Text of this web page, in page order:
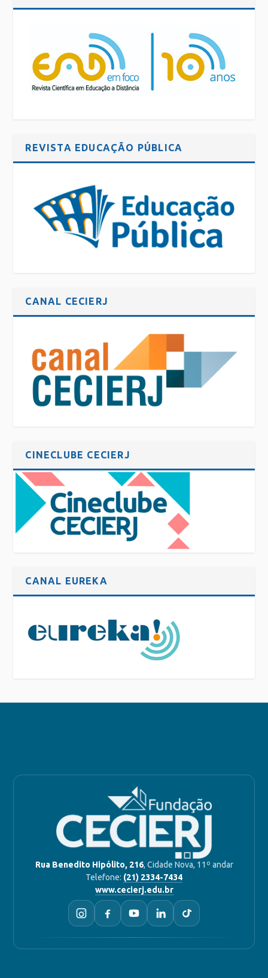
REVISTA EDUCAÇÃO PÚBLICA
CANAL CECIERJ
CINECLUBE CECIERJ
CANAL EUREKA
Rua Benedito Hipólito, 216, Cidade Nova, 11º andar
Telefone: (21) 2334-7434
www.cecierj.edu.br